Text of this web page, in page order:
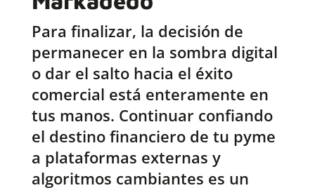
Para finalizar, la decisión de
permanecer en la sombra digital
o dar el salto hacia el éxito
comercial está enteramente en
tus manos. Continuar confiando
el destino financiero de tu pyme
a plataformas externas y
algoritmos cambiantes es un